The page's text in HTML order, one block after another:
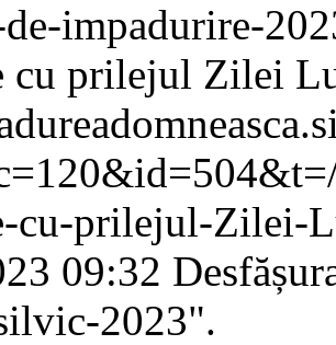
impadurire-
cu prilejul Zilei
cu-prilejul-Zilei-
09:32
2023".